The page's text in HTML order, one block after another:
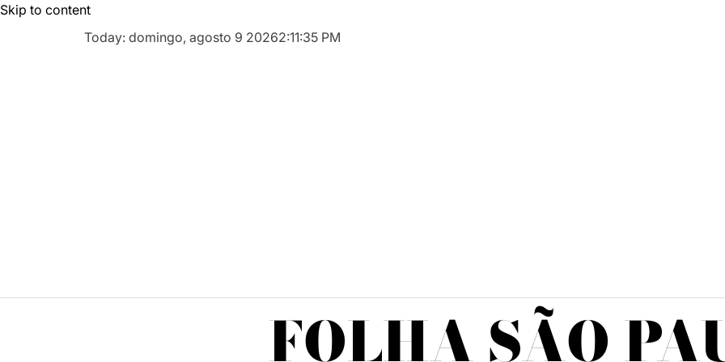
Skip to content
Today: domingo, agosto 9 20262:11:36 PM
FOLHA SÃO